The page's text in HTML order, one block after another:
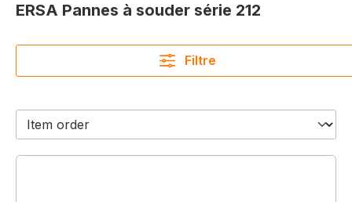
ERSA Pannes à souder série 212
Filtre